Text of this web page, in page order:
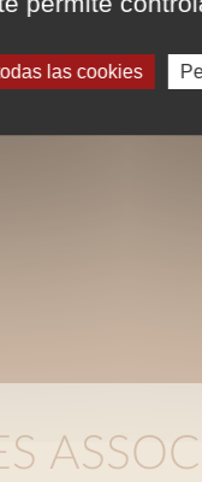
las cookies